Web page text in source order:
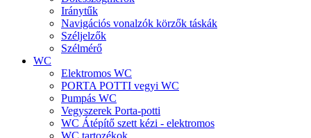
Iránytűk
Navigációs vonalzók körzők táskák
Széljelzők
Szélmérő
WC
Elektromos WC
PORTA POTTI vegyi WC
Pumpás WC
Vegyszerek Porta-potti
WC Átépítő szett kézi - elektromos
WC tartozékok